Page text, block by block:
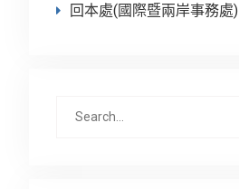
回本處(國際暨兩岸事務處)